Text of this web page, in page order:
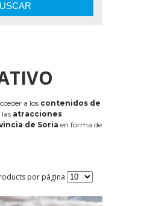
a los contenidos de
atracciones
de Soria en forma de
por página